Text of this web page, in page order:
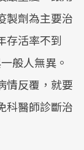
製劑為主要治
存活率不到
般人無異。
情反覆，就要
科醫師診斷治